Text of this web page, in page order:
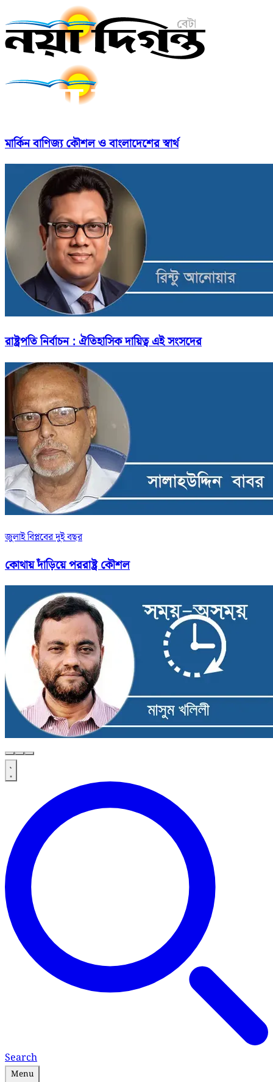
মার্কিন বাণিজ্য কৌশল ও বাংলাদেশের স্বার্থ
রাষ্ট্রপতি নির্বাচন : ঐতিহাসিক দায়িত্ব এই সংসদের
জুলাই বিপ্লবের দুই বছর
কোথায় দাঁড়িয়ে পররাষ্ট্র কৌশল
Search
Menu